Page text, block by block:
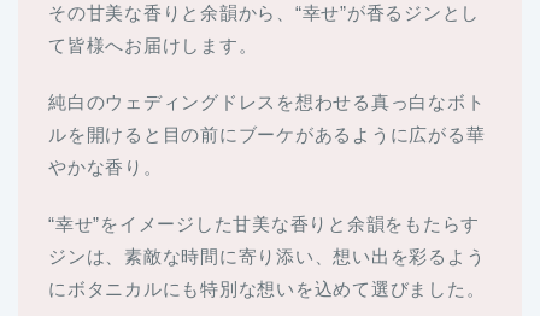
その甘美な香りと余韻から、“幸せ”が香るジンとし
て皆様へお届けします。
純白のウェディングドレスを想わせる真っ白なボト
ルを開けると目の前にブーケがあるように広がる華
やかな香り。
“幸せ”をイメージした甘美な香りと余韻をもたらす
ジンは、素敵な時間に寄り添い、想い出を彩るよう
にボタニカルにも特別な想いを込めて選びました。